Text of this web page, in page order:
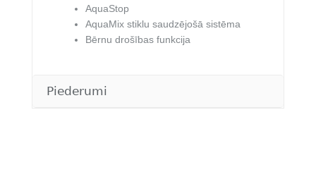
AquaStop
AquaMix stiklu saudzējošā sistēma
Bērnu drošības funkcija
Piederumi